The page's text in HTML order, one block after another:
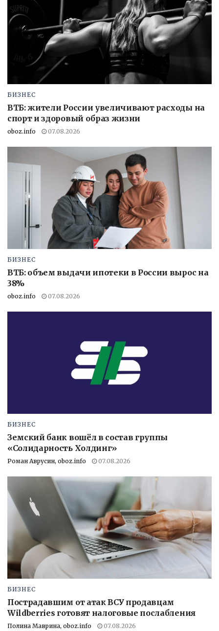
БИЗНЕС
ВТБ: жители России увеличивают расходы на
спорт и здоровый образ жизни
oboz.info 07.08.2026
БИЗНЕС
ВТБ: объем выдачи ипотеки в России вырос на
38%
oboz.info 07.08.2026
БИЗНЕС
Земский банк вошёл в состав группы
«Солидарность Холдинг»
Роман Аврусин, oboz.info 07.08.2026
БИЗНЕС
Пострадавшим от атак ВСУ продавцам
Wildberries готовят налоговые послабления
Полина Маврина, oboz.info 07.08.2026